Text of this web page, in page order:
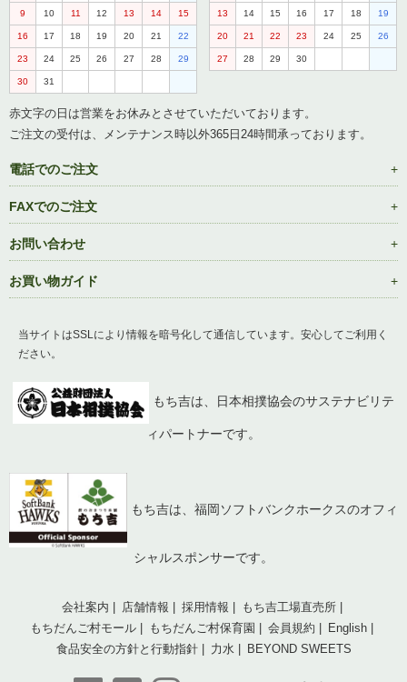
9 10 11 12 13 14 15
16 17 18 19 20 21 22
23 24 25 26 27 28 29
30 31
13 14 15 16 17 18 19
20 21 22 23 24 25 26
27 28 29 30
赤文字の日は営業をお休みとさせていただいております。
ご注文の受付は、メンテナンス時以外365日24時間承っております。
電話でのご注文
FAXでのご注文
お問い合わせ
お買い物ガイド
当サイトはSSLにより情報を暗号化して通信しています。安心してご利用く
ださい。
もち吉は、日本相撲協会のサステナビリテ
ィパートナーです。
もち吉は、福岡ソフトバンクホークスのオフィ
シャルスポンサーです。
会社案内 店舗情報 採用情報
もち吉工場直売所
もちだんご村モール
もちだんご村保育園 会員規約
English
食品安全の方針と行動指針
力水 BEYOND SWEETS